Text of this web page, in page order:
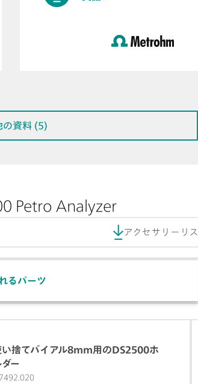
の資料 (5)
Petro Analyzer
アクセサリーリ
るパーツ
い捨てバイアル8mm用のDS2500ホ
ダー